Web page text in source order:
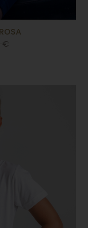
€